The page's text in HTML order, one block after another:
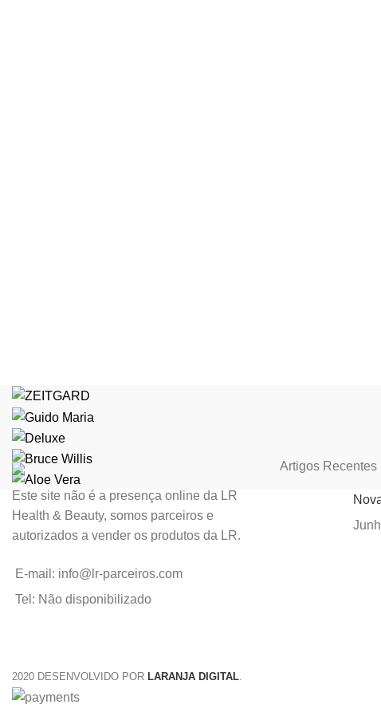
Este site não é a presença online da LR
Health & Beauty, somos parceiros e
autorizados a vender os produtos da LR.
E-mail: info@lr-parceiros.com
Tel: Não disponibilizado
Artigos Recentes
2020 DESENVOLVIDO POR LARANJA DIGITAL.